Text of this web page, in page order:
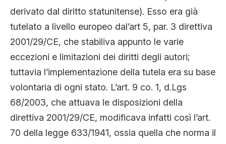
derivato dal diritto statunitense). Esso era già
tutelato a livello europeo dal’art 5, par. 3 direttiva
2001/29/CE, che stabiliva appunto le varie
eccezioni e limitazioni dei diritti degli autori;
tuttavia l’implementazione della tutela era su base
volontaria di ogni stato. L’art. 9 co. 1, d.Lgs
68/2003, che attuava le disposizioni della
direttiva 2001/29/CE, modificava infatti così l’art.
70 della legge 633/1941, ossia quella che norma il